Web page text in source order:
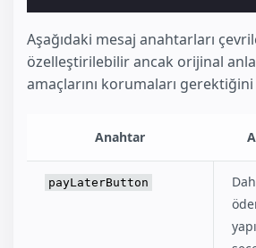
Aşağıdaki mesaj anahtarları
özelleştirilebilir ancak orijinal
amaçlarını korumaları
Anahtar
payLaterButton